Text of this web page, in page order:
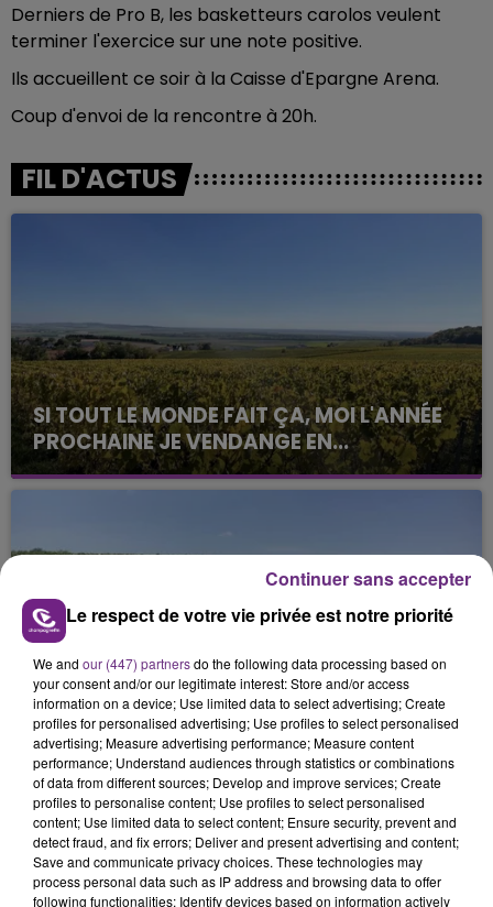
Derniers de Pro B, les basketteurs carolos veulent
terminer l'exercice sur une note positive.
Ils accueillent ce soir à la Caisse d'Epargne Arena.
Coup d'envoi de la rencontre à 20h.
FIL D'ACTUS
SI TOUT LE MONDE FAIT ÇA, MOI L'ANNÉE
PROCHAINE JE VENDANGE EN...
La vendange en Champagne a débuté ce jeudi 6
août dans la commune de Montgueux (Aube). Du
L'INSPECTION DU TRAVAIL RAPPELLE À
L'ORDRE SUR LES CONDITIONS DE...
Alors que les dates de début des vendange 2026
s'est avéré être plus précoce que prévu,
l'inspection du Travail en profite pour rappeler
les conditions de...
TITRES DIFFUSÉS
9h11
9h11 9h08
9h08
Le respect de votre vie privée est notre priorité
We and our (447) partnersdo the following data processing based on
your consent and/or our legitimate interest: Store and/or access
information on a device; Use limited data to select advertising; Create
profiles for personalised advertising; Use profiles to select personalised
advertising; Measure advertising performance; Measure content
performance; Understand audiences through statistics or combinations
of data from different sources; Develop and improve services; Create
profiles to personalise content; Use profiles to select personalised
content; Use limited data to select content; Ensure security, prevent and
detect fraud, and fix errors; Deliver and present advertising and content;
Save and communicate privacy choices. These technologies may
process personal data such as IP address and browsing data to offer
following functionalities: Identify devices based on information actively
Continuer sans accepter